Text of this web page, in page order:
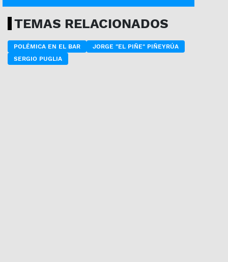
TEMAS RELACIONADOS
POLÉMICA EN EL BAR
JORGE "EL PIÑE" PIÑEYRÚA
SERGIO PUGLIA